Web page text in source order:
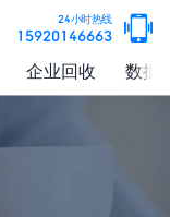
24小时热线
15920146663 
企业回收 数据